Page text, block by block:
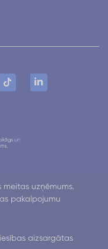
meitas uzņēmums.
pakalpojumu
aizsargātas